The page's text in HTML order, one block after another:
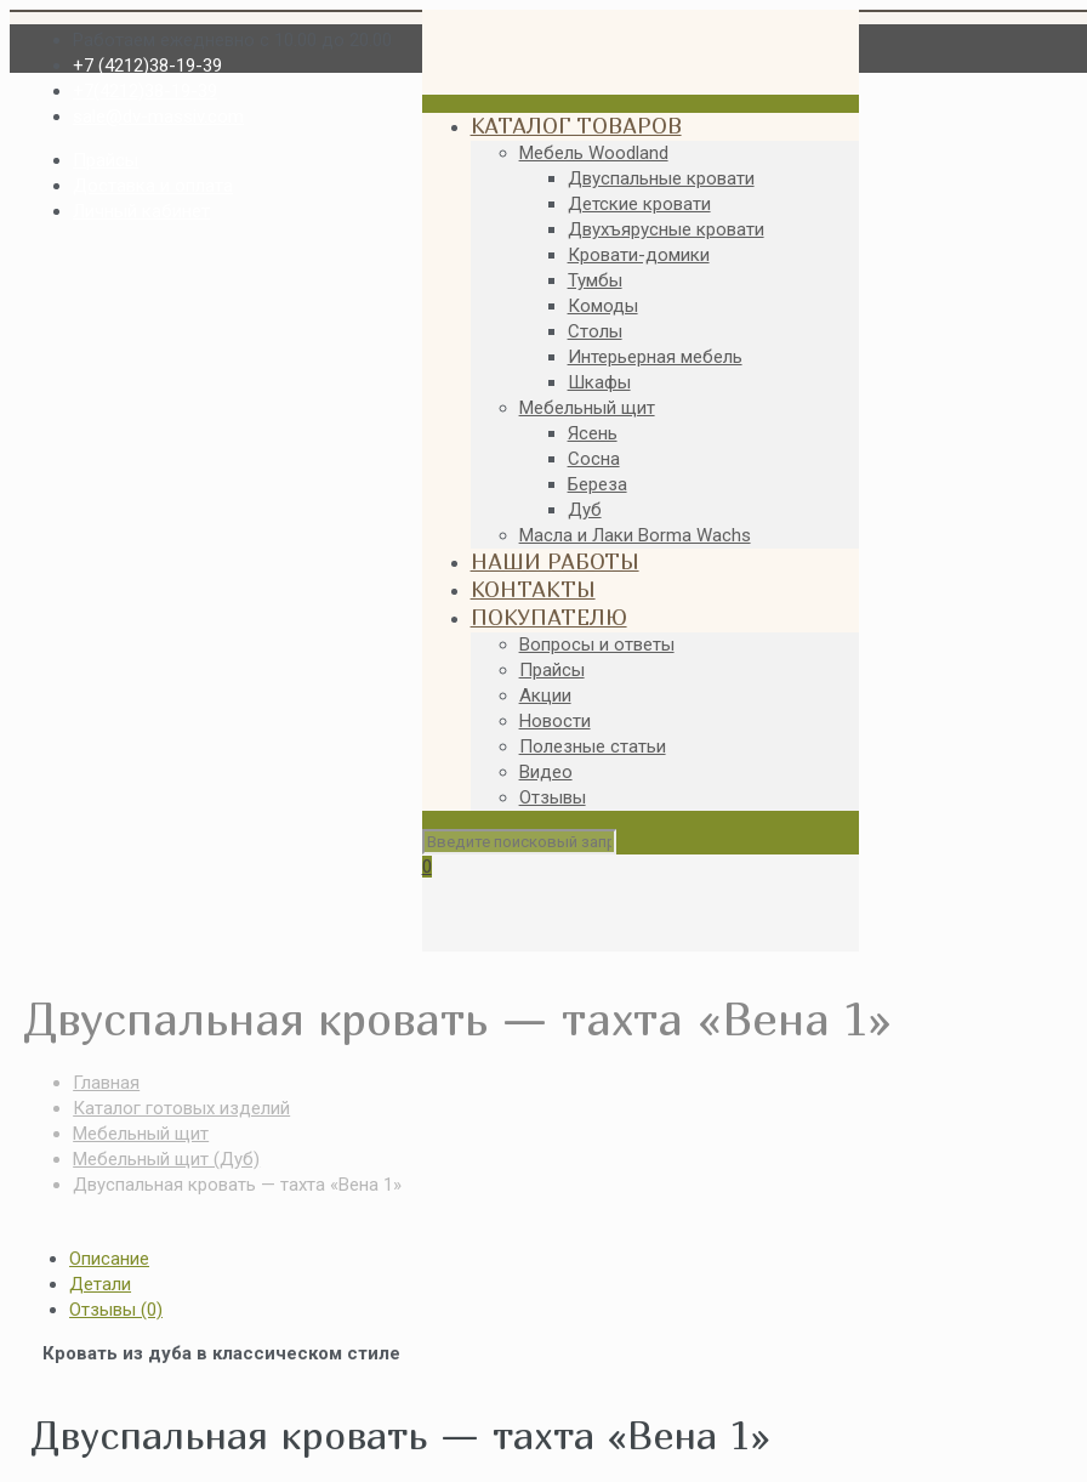
+7 (4212)38-19-39
КАТАЛОГ ТОВАРОВ
Мебель Woodland
Двуспальные кровати
Детские кровати
Двухъярусные кровати
Кровати-домики
Тумбы
Комоды
Столы
Интерьерная мебель
Шкафы
Мебельный щит
Ясень
Сосна
Береза
Дуб
Масла и Лаки Borma Wachs
НАШИ РАБОТЫ
КОНТАКТЫ
ПОКУПАТЕЛЮ
Вопросы и ответы
Прайсы
Акции
Новости
Полезные статьи
Видео
Отзывы
0
Двуспальная кровать — тахта «Вена 1»
Главная
Каталог готовых изделий
Мебельный щит
Мебельный щит (Дуб)
Двуспальная кровать — тахта «Вена 1»
Двуспальная кровать — тахта «Вена 1»
Описание
Детали
Отзывы (0)
Кровать из дуба в классическом стиле